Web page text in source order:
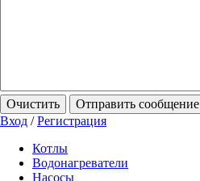
Очистить
Отправить сообщение
Вход / Регистрация
Котлы
Водонагреватели
Насосы